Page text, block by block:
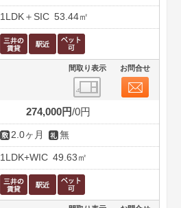
1LDK＋SIC 53.44㎡
間取り表示 お問合せ
274,000円 0円
2.0ヶ月 無
1LDK+WIC 49.63㎡